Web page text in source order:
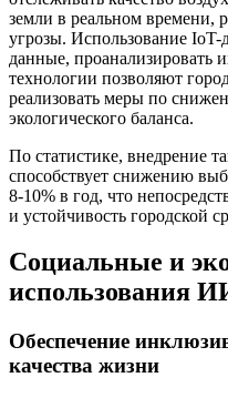
земли в реальном времени,
угрозы. Использование
данные, проанализировать
технологии позволяют
реализовать меры по
экологического баланса.
По статистике, внедрение
способствует снижению
8-10% в год, что
и устойчивость городской
Социальные и
использования
Обеспечение
качества жизни